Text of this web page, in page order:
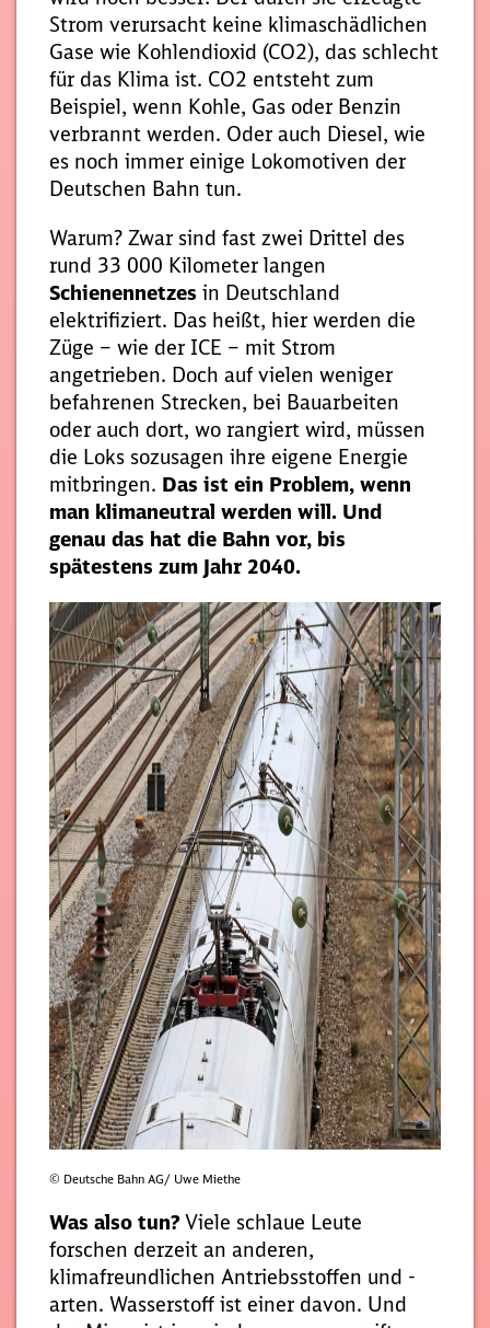
Strom verursacht keine klimaschädlichen
Gase wie Kohlendioxid (CO2), das schlecht
für das Klima ist. CO2 entsteht zum
Beispiel, wenn Kohle, Gas oder Benzin
verbrannt werden. Oder auch Diesel, wie
es noch immer einige Lokomotiven der
Deutschen Bahn tun.
Warum? Zwar sind fast zwei Drittel des
rund 33 000 Kilometer langen
Schienennetzes in Deutschland
elektrifiziert. Das heißt, hier werden die
Züge – wie der ICE – mit Strom
angetrieben. Doch auf vielen weniger
befahrenen Strecken, bei Bauarbeiten
oder auch dort, wo rangiert wird, müssen
die Loks sozusagen ihre eigene Energie
mitbringen. Das ist ein Problem, wenn
man klimaneutral werden will. Und
genau das hat die Bahn vor, bis
spätestens zum Jahr 2040.
© Deutsche Bahn AG/ Uwe Miethe
Was also tun? Viele schlaue Leute
forschen derzeit an anderen,
klimafreundlichen Antriebsstoffen und -
arten. Wasserstoff ist einer davon. Und